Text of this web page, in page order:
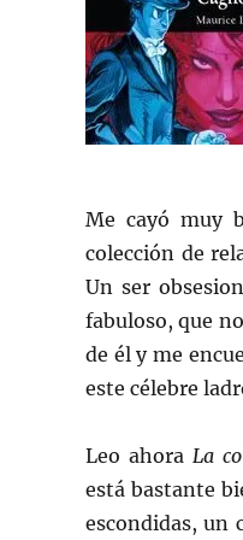
Me cayó muy
colección de
Un ser
fabuloso, que
de él y me
este célebre
Leo ahora La
está bastante
escondidas, un